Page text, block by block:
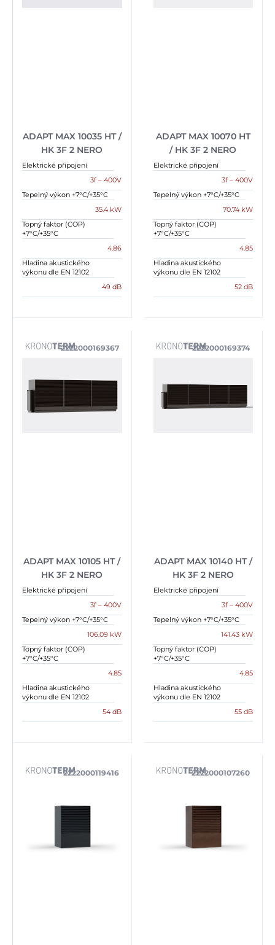
ADAPT MAX 10035 HT /
HK 3F 2 NERO
Elektrické připojení
3f – 400V
Tepelný výkon +7°C/+35°C
35.4 kW
Topný faktor (COP)
+7°C/+35°C
4.86
Hladina akustického
výkonu dle EN 12102
49 dB
ADAPT MAX 10070 HT
/ HK 3F 2 NERO
Elektrické připojení
3f – 400V
Tepelný výkon +7°C/+35°C
70.74 kW
Topný faktor (COP)
+7°C/+35°C
4.85
Hladina akustického
výkonu dle EN 12102
52 dB
ADAPT MAX 10105 HT /
HK 3F 2 NERO
2222000169367
Elektrické připojení
3f – 400V
Tepelný výkon +7°C/+35°C
106.09 kW
Topný faktor (COP)
+7°C/+35°C
4.85
Hladina akustického
výkonu dle EN 12102
54 dB
ADAPT MAX 10140 HT /
HK 3F 2 NERO
2222000169374
Elektrické připojení
3f – 400V
Tepelný výkon +7°C/+35°C
141.43 kW
Topný faktor (COP)
+7°C/+35°C
4.85
Hladina akustického
výkonu dle EN 12102
55 dB
2222000119416 2222000107260